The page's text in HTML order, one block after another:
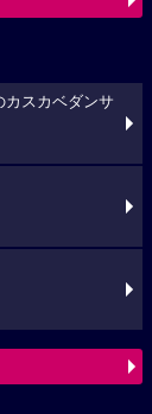
カスカベダンサ